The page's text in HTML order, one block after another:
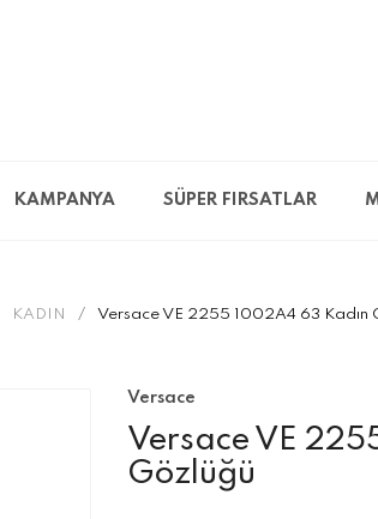
KAMPANYA SÜPER FIRSATLAR
KADIN Versace VE 2255 1002A4 63 Kadın
Versace
Versace VE
Gözlüğü